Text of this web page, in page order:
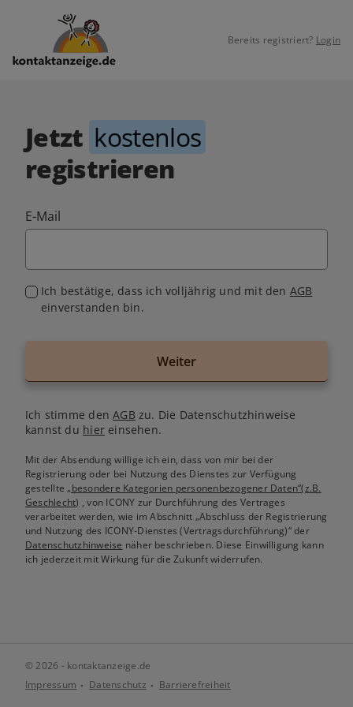
Bereits registriert? Login
Jetzt kostenlos
registrieren
E-Mail
Ich bestätige, dass ich volljährig und mit den AGB
einverstanden bin.
Weiter
Ich stimme denAGB zu. Die Datenschutzhinweise
kannst du hiereinsehen.
Mit der Absendung willige ich ein, dass von mir bei der
Registrierung oder bei Nutzung des Dienstes zur Verfügung
gestellte„besondere Kategorien personenbezogener Daten“(z.B.
Geschlecht) , von ICONY zur Durchführung des Vertrages
verarbeitet werden, wie im Abschnitt „Abschluss der Registrierung
und Nutzung des ICONY-Dienstes (Vertragsdurchführung)“ der
Datenschutzhinweise näher beschrieben. Diese Einwilligung kann
ich jederzeit mit Wirkung für die Zukunft widerrufen.
© 2026 - kontaktanzeige.de
Impressum
Datenschutz Barrierefreiheit